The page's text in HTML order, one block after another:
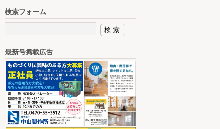
検索フォーム
最新号掲載広告